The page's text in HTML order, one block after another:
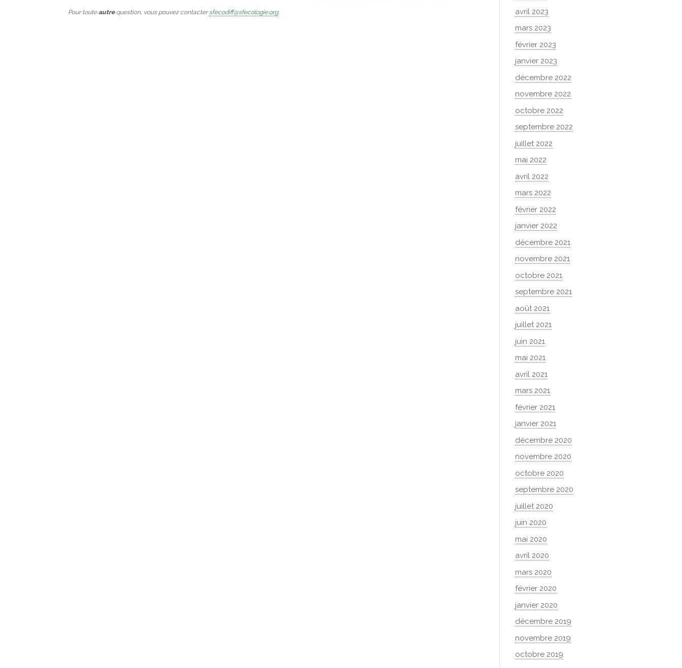
Pour touteautrequestion, vous pouvez contactersfecodiff@sfecologie.org.
avril 2023
mars 2023
février 2023
janvier 2023
décembre 2022
novembre 2022
octobre 2022
septembre 2022
juillet 2022
mai 2022
avril 2022
mars 2022
février 2022
janvier 2022
décembre 2021
novembre 2021
octobre 2021
septembre 2021
août 2021
juillet 2021
juin 2021
mai 2021
avril 2021
mars 2021
février 2021
janvier 2021
décembre 2020
novembre 2020
octobre 2020
septembre 2020
juillet 2020
juin 2020
mai 2020
avril 2020
mars 2020
février 2020
janvier 2020
décembre 2019
novembre 2019
octobre 2019